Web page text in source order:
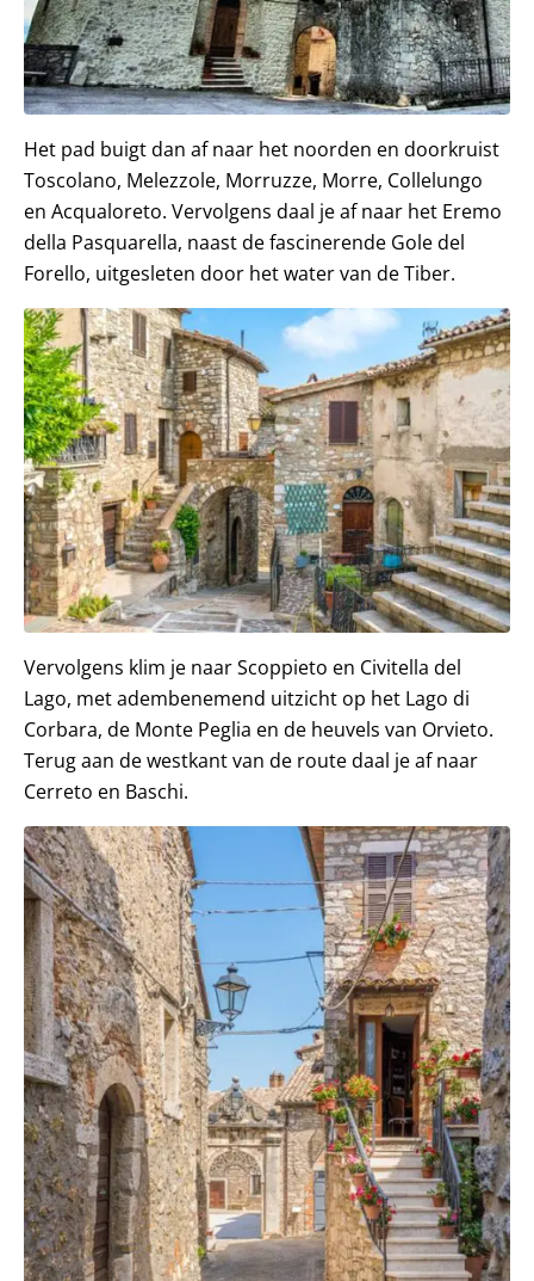
Het pad buigt dan af naar het noorden en doorkruist
Toscolano, Melezzole, Morruzze, Morre, Collelungo
en Acqualoreto. Vervolgens daal je af naar het Eremo
della Pasquarella, naast de fascinerende Gole del
Forello, uitgesleten door het water van de Tiber.
Vervolgens klim je naar Scoppieto en Civitella del
Lago, met adembenemend uitzicht op het Lago di
Corbara, de Monte Peglia en de heuvels van Orvieto.
Terug aan de westkant van de route daal je af naar
Cerreto en Baschi.